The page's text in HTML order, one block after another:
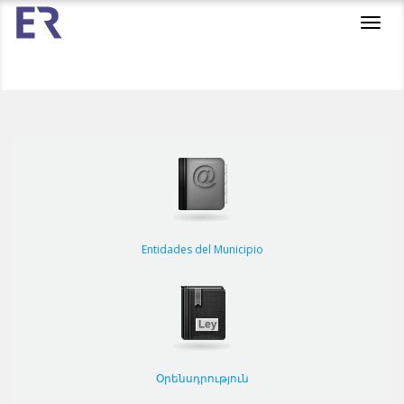
Entidades del Municipio
Օրենսդրություն